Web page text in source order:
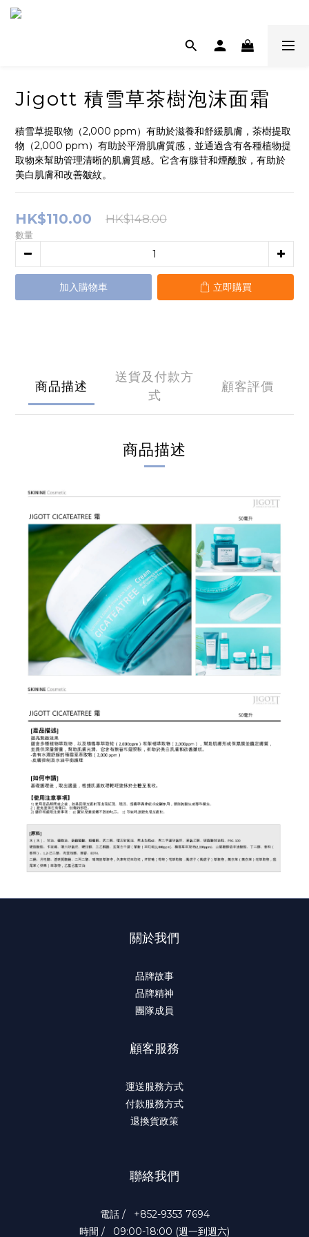
Jigott 積雪草茶樹泡沫面霜
積雪草提取物（2,000 ppm）有助於滋養和舒緩肌膚，茶樹提取
物（2,000 ppm）有助於平滑肌膚質感，並通過含有各種植物提
取物來幫助管理清晰的肌膚質感。它含有腺苷和煙酰胺，有助於
美白肌膚和改善皺紋。
HK$110.00 HK$148.00
數量
加入購物車 立即購買
商品描述
送貨及付款方
式
顧客評價
商品描述
關於我們
品牌故事
品牌精神
團隊成員
顧客服務
運送服務方式
付款服務方式
退換貨政策
聯絡我們
電話 / +852-9353 7694
時間 / 09:00-18:00 (週一到週六)